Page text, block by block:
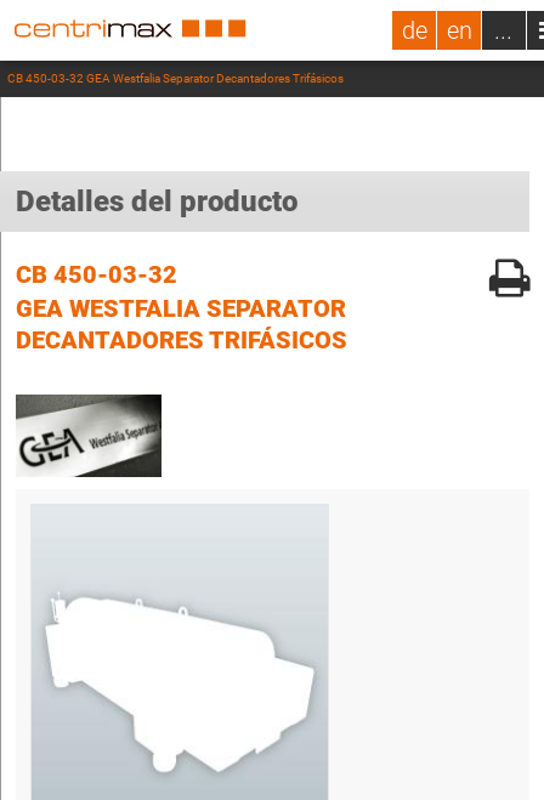
de en ...
CB 450-03-32 GEA Westfalia Separator Decantadores Trifásicos
Detalles del producto
CB 450-03-32
GEA WESTFALIA SEPARATOR
DECANTADORES TRIFÁSICOS